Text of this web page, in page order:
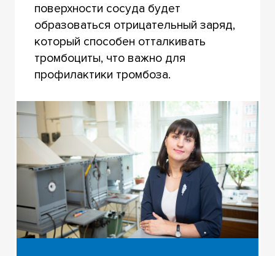
поверхности сосуда будет
образоваться отрицательный заряд,
который способен отталкивать
тромбоциты, что важно для
профилактики тромбоза.